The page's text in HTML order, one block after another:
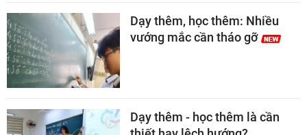
Dạy thêm, học thêm: Nhiều
vướng mắc cần tháo gỡ
Dạy thêm - học thêm là cần